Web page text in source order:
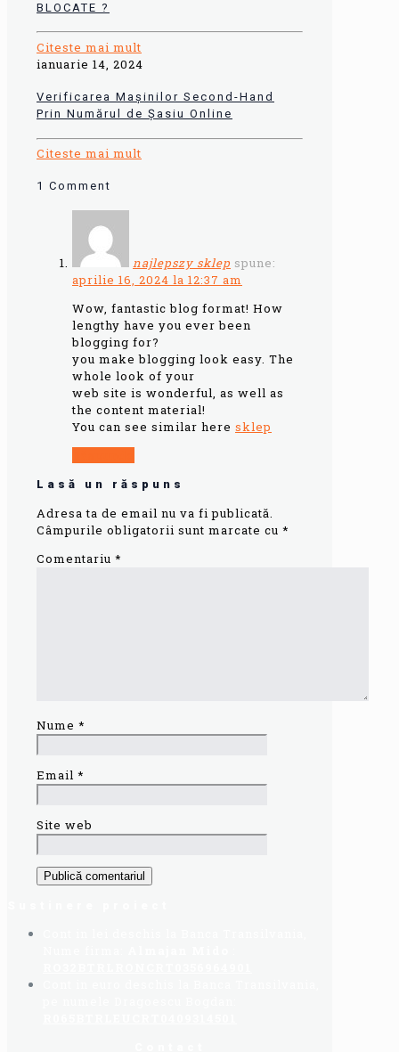
BLOCATE ?
Citeste mai mult
ianuarie 14, 2024
Verificarea Mașinilor Second-Hand
Prin Numărul de Șasiu Online
Citeste mai mult
1 Comment
najlepszy sklep spune:
aprilie 16, 2024 la 12:37 am
Wow, fantastic blog format! How
lengthy have you ever been
blogging for?
you make blogging look easy. The
whole look of your
web site is wonderful, as well as
the content material!
You can see similar here sklep
Lasă un răspuns
Adresa ta de email nu va fi publicată.
Câmpurile obligatorii sunt marcate cu *
Comentariu *
Nume *
Email *
Site web